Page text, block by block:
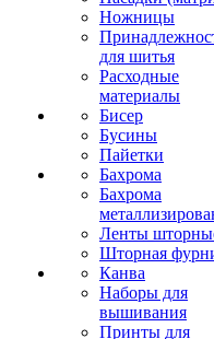
Ножницы
для шитья
Расходные
материалы
Бисер
Бусины
Пайетки
Бахрома
Бахрома
Ленты
Шторная
Канва
Наборы для
вышивания
Принты для